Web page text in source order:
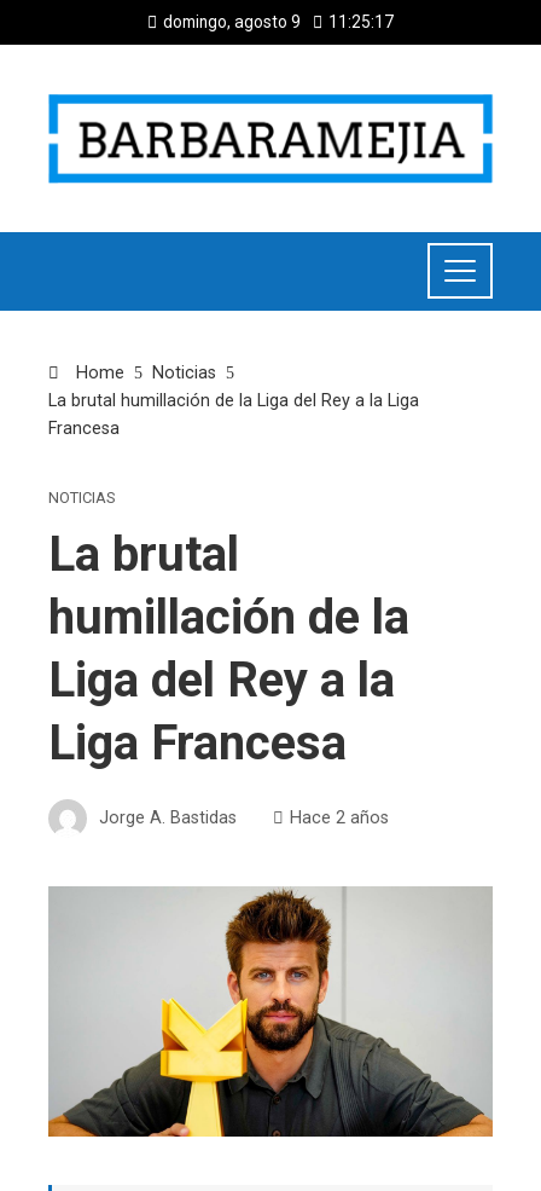
domingo, agosto 9 11:25:18
Home
Noticias
La brutal humillación de la Liga del Rey a la Liga
Francesa
NOTICIAS
La brutal
humillación de la
Liga del Rey a la
Liga Francesa
Jorge A. Bastidas Hace 2 años